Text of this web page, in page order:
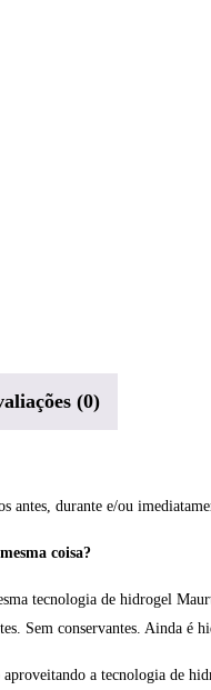
(0)
antes, durante e/ou
coisa?
tecnologia de hidrogel
Sem conservantes. Ainda é
a tecnologia de